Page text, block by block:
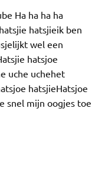
Ha ha ha ha
hatsjieik ben
wel een
hatsjoe
uche uchehet
hatsjieHatsjoe
snel mijn oogjes toe